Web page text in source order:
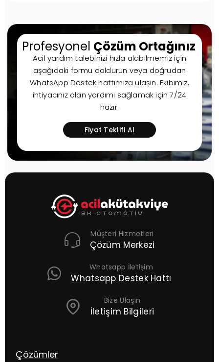
Profesyonel Çözüm Ortağınız
Acil yardım talebinizi hızla alabilmemiz için
aşağıdaki formu doldurun veya doğrudan
WhatsApp Destek hattımıza ulaşın. Ekibimiz,
ihtiyacınız olan yardımı sağlamak için 7/24
hazır.
Fiyat Teklifi Al
Müşteri Hizmetleri
Çözüm Merkezi
Whatsapp İletişim
Whatsapp Destek Hattı
Bize Ulaşın
İletişim Bilgileri
Çözümler